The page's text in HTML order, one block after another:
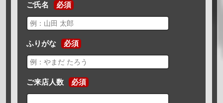
ご氏名 必須
ふりがな 必須
ご来店人数 必須